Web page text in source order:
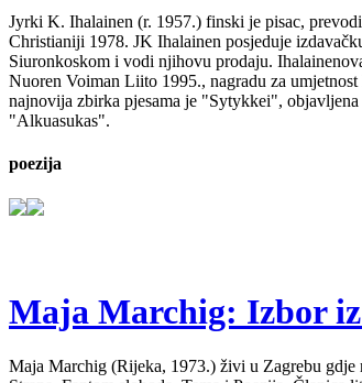
Jyrki K. Ihalainen (r. 1957.) finski je pisac,
Christianiji 1978. JK Ihalainen posjeduje
Siuronkoskom i vodi njihovu prodaju.
Nuoren Voiman Liito 1995., nagradu za
najnovija zbirka pjesama je "Sytykkei",
"Alkuasukas".
poezija
Maja Marchig: Izbor
Maja Marchig (Rijeka, 1973.) živi u Zagrebu gdje